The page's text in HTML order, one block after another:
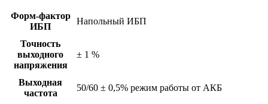
Форм-фактор
ИБП
Напольный ИБП
Точность
выходного
напряжения
± 1 %
Выходная
частота
50/60 ± 0,5% режим работы от АКБ